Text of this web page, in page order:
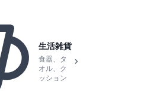
生活雑貨
食器、タ
オル、ク
ッション